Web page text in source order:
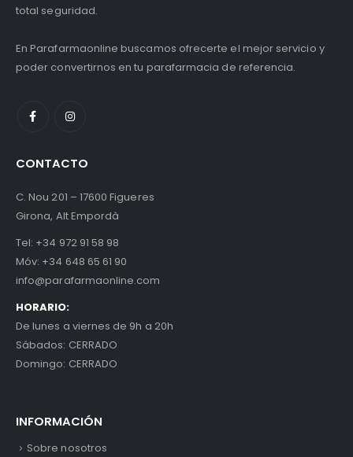
total seguridad.
En Parafarmaonline buscamos ofrecerte el mejor servicio y
poder convertirnos en tu parafarmacia de referencia.
CONTACTO
C. Nou 201 – 17600 Figueres
Girona, Alt Empordà
Tel: +34 972 91 58 98
Móv: +34 648 65 61 90
info@parafarmaonline.com
HORARIO:
De lunes a viernes de 9h a 20h
Sábados: CERRADO
Domingo: CERRADO
INFORMACIÓN
Sobre nosotros